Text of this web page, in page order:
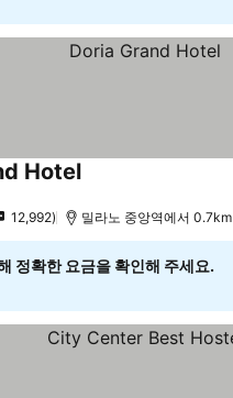
Hotel
12,992 밀라노 중앙역에서 0.7km
정확한 요금을 확인해 주세요.